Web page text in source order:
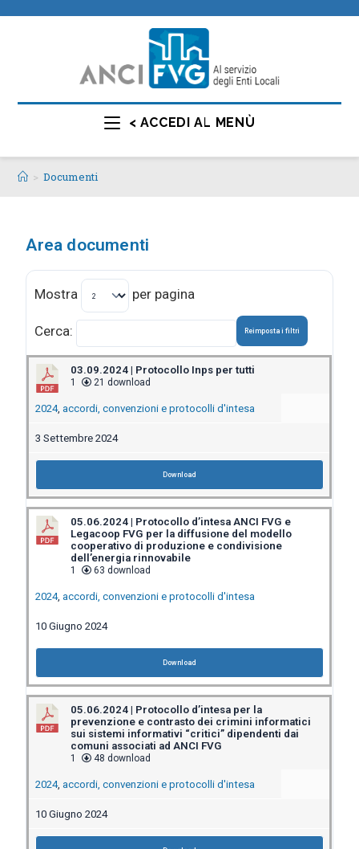
< ACCEDI AL MENÙ
> Documenti
Area documenti
Mostra per pagina
Cerca: Reimposta i filtri
03.09.2024 | Protocollo Inps per tutti
1 21 download
2024, accordi, convenzioni e protocolli d'intesa
3 Settembre 2024
Download
05.06.2024 | Protocollo d’intesa ANCI FVG e
Legacoop FVG per la diffusione del modello
cooperativo di produzione e condivisione
dell’energia rinnovabile
1 63 download
2024, accordi, convenzioni e protocolli d'intesa
10 Giugno 2024
Download
05.06.2024 | Protocollo d’intesa per la
prevenzione e contrasto dei crimini informatici
sui sistemi informativi “critici” dipendenti dai
comuni associati ad ANCI FVG
1 48 download
2024, accordi, convenzioni e protocolli d'intesa
10 Giugno 2024